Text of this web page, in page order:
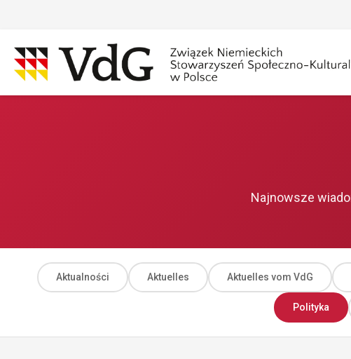
Najnowsze
Aktualności Aktuelles Aktuelles vom VdG
Polityka